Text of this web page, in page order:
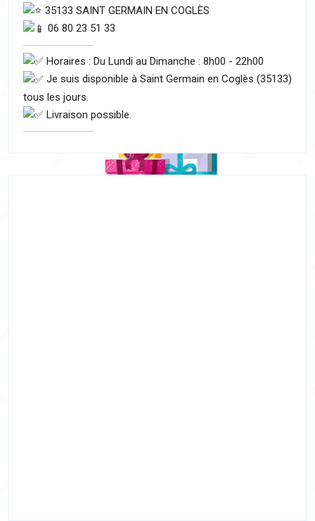
35133 SAINT GERMAIN EN COGLÈS
06 80 23 51 33
Horaires : Du Lundi au Dimanche : 8h00 - 22h00
Je suis disponible à Saint Germain en Coglès (35133)
tous les jours.
Livraison possible.